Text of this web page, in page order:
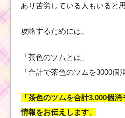
あり苦労している人もいると
攻略するためには、
「茶色のツムとは」
「合計で茶色のツムを3000個
「茶色のツムを合計3,000個
情報をお伝えします。